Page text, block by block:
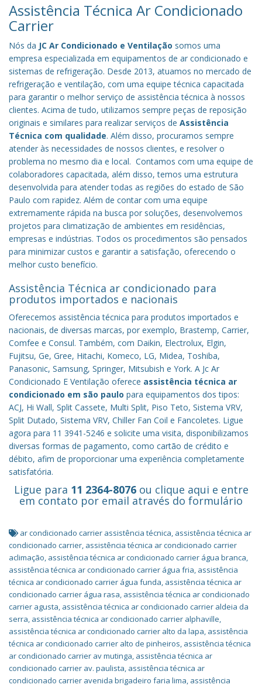
Assistência Técnica Ar Condicionado
Carrier
Nós da JC Ar Condicionado e Ventilação somos uma
empresa especializada em equipamentos de ar condicionado e
sistemas de refrigeração. Desde 2013, atuamos no mercado de
refrigeração e ventilação, com uma equipe técnica capacitada
para garantir o melhor serviço de assistência técnica à nossos
clientes. Acima de tudo, utilizamos sempre peças de reposição
originais e similares para realizar serviços de Assistência
Técnica com qualidade. Além disso, procuramos sempre
atender às necessidades de nossos clientes, e resolver o
problema no mesmo dia e local. Contamos com uma equipe de
colaboradores capacitada, além disso, temos uma estrutura
desenvolvida para atender todas as regiões do estado de São
Paulo com rapidez. Além de contar com uma equipe
extremamente rápida na busca por soluções, desenvolvemos
projetos para climatização de ambientes em residências,
empresas e indústrias. Todos os procedimentos são pensados
para minimizar custos e garantir a satisfação, oferecendo o
melhor custo benefício.
Assistência Técnica ar condicionado para
produtos importados e nacionais
Oferecemos assistência técnica para produtos importados e
nacionais, de diversas marcas, por exemplo, Brastemp, Carrier,
Comfee e Consul. Também, com Daikin, Electrolux, Elgin,
Fujitsu, Ge, Gree, Hitachi, Komeco, LG, Midea, Toshiba,
Panasonic, Samsung, Springer, Mitsubish e York. A Jc Ar
Condicionado E Ventilação oferece assistência técnica ar
condicionado em são paulo para equipamentos dos tipos:
ACJ, Hi Wall, Split Cassete, Multi Split, Piso Teto, Sistema VRV,
Split Dutado, Sistema VRV, Chiller Fan Coil e Fancoletes. Ligue
agora para 11 3941-5246 e solicite uma visita, disponibilizamos
diversas formas de pagamento, como cartão de crédito e
débito, afim de proporcionar uma experiência completamente
satisfatória.
Ligue para 11 2364-8076ou clique aqui e entre
em contato por email através do formulário
ar condicionado carrier assistência técnica, assistência técnica ar
condicionado carrier, assistência técnica ar condicionado carrier
aclimação, assistência técnica ar condicionado carrier água branca,
assistência técnica ar condicionado carrier água fria, assistência
técnica ar condicionado carrier água funda, assistência técnica ar
condicionado carrier água rasa, assistência técnica ar condicionado
carrier agusta, assistência técnica ar condicionado carrier aldeia da
serra, assistência técnica ar condicionado carrier alphaville,
assistência técnica ar condicionado carrier alto da lapa, assistência
técnica ar condicionado carrier alto de pinheiros, assistência técnica
ar condicionado carrier av mutinga, assistência técnica ar
condicionado carrier av. paulista, assistência técnica ar
condicionado carrier avenida brigadeiro faria lima, assistência